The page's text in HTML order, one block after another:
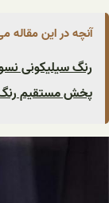
آنچه در این مقاله
رنگ سیلیکونی
پخش مستقیم